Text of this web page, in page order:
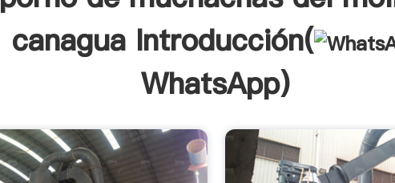
canagua Introducción(
WhatsApp)